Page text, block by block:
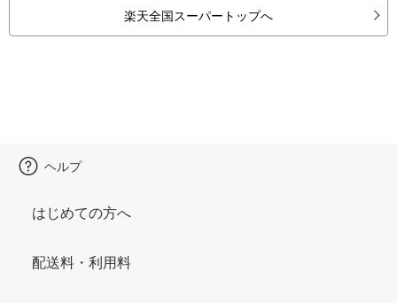
楽天全国スーパートップへ
ヘルプ
はじめての方へ
配送料・利用料